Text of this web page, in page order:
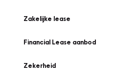
Zakelijke lease
Financial Lease aanbod
Zekerheid